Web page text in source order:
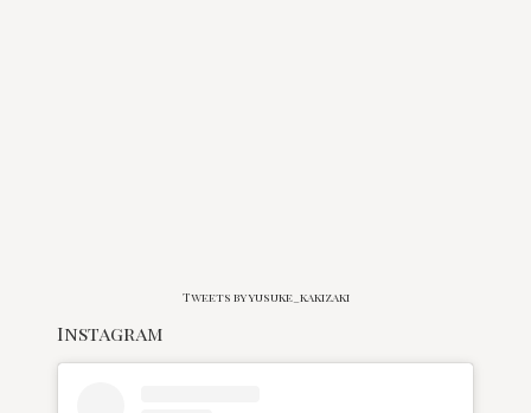
Tweets by yusuke_kakizaki
Instagram